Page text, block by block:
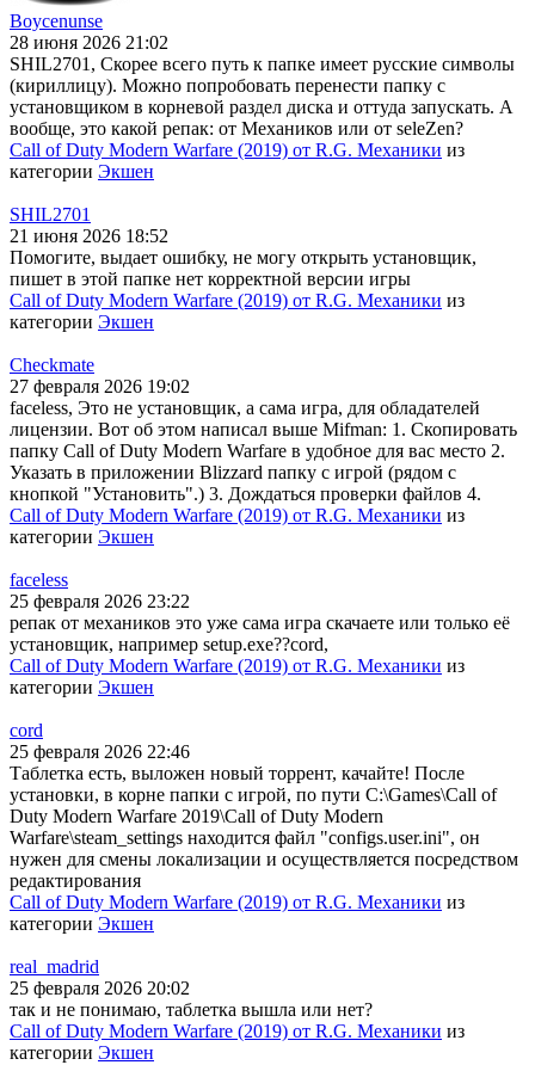
Boycenunse
28 июня 2026 21:02
SHIL2701, Скорее всего путь к папке имеет русские символы
(кириллицу). Можно попробовать перенести папку с
установщиком в корневой раздел диска и оттуда запускать. А
вообще, это какой репак: от Механиков или от seleZen?
Call of Duty Modern Warfare (2019) от R.G. Механики из
категории Экшен
SHIL2701
21 июня 2026 18:52
Помогите, выдает ошибку, не могу открыть установщик,
пишет в этой папке нет корректной версии игры
Call of Duty Modern Warfare (2019) от R.G. Механики из
категории Экшен
Checkmate
27 февраля 2026 19:02
faceless, Это не установщик, а сама игра, для обладателей
лицензии. Вот об этом написал выше Mifman: 1. Скопировать
папку Call of Duty Modern Warfare в удобное для вас место 2.
Указать в приложении Blizzard папку с игрой (рядом с
кнопкой "Установить".) 3. Дождаться проверки файлов 4.
Call of Duty Modern Warfare (2019) от R.G. Механики из
категории Экшен
faceless
25 февраля 2026 23:22
репак от механиков это уже сама игра скачаете или только её
установщик, например setup.exe??cord,
Call of Duty Modern Warfare (2019) от R.G. Механики из
категории Экшен
cord
25 февраля 2026 22:46
Таблетка есть, выложен новый торрент, качайте! После
установки, в корне папки с игрой, по пути C:\Games\Call of
Duty Modern Warfare 2019\Call of Duty Modern
Warfare\steam_settings находится файл "configs.user.ini", он
нужен для смены локализации и осуществляется посредством
редактирования
Call of Duty Modern Warfare (2019) от R.G. Механики из
категории Экшен
real_madrid
25 февраля 2026 20:02
так и не понимаю, таблетка вышла или нет?
Call of Duty Modern Warfare (2019) от R.G. Механики из
категории Экшен